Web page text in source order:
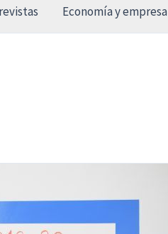
Economía y empresa